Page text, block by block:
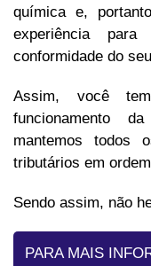
química e,
experiência
conformidade do
Assim, você
funcionamento
mantemos todos
tributários em
Sendo assim, não
PARA MAIS